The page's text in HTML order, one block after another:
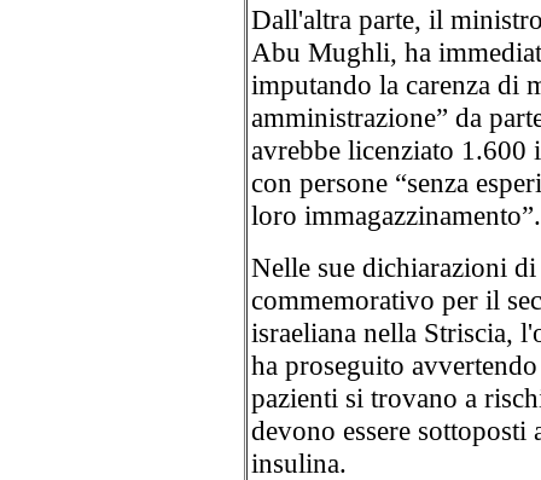
Dall'altra parte, il
Abu Mughli, ha
imputando la carenza di
amministrazione” da
avrebbe licenziato
con persone “senza
loro immagazzinamento”.
Nelle sue dichiarazioni
commemorativo per il
israeliana nella Striscia,
ha proseguito
pazienti si trovano a
devono essere
insulina.